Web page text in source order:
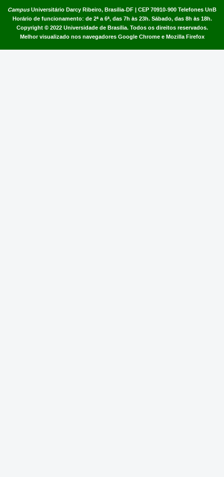
CampusUniversitário Darcy Ribeiro, Brasília-DF | CEP 70910-900 Telefones UnB
Horário de funcionamento: de 2ª a 6ª, das 7h às 23h. Sábado, das 8h às 18h.
Copyright © 2022 Universidade de Brasília. Todos os direitos reservados.
Melhor visualizado nos navegadores Google Chrome e Mozilla Firefox